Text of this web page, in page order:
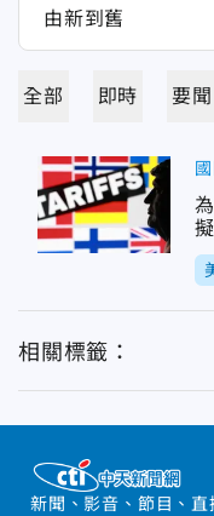
全部 即時 要聞
相關標籤：
新聞、影音、節目、